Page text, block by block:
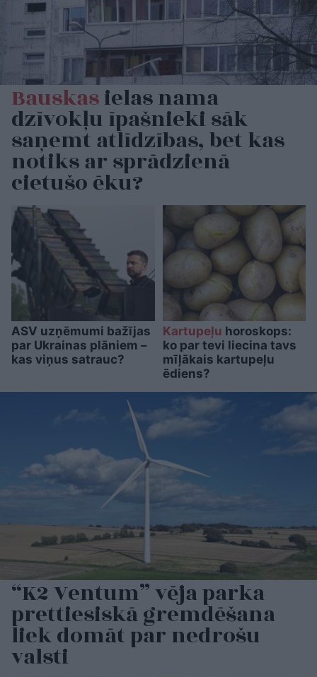
Bauskasielas nama
dzīvokļu īpašnieki sāk
saņemt atlīdzības, bet kas
notiks ar sprādzienā
cietušo ēku?
ASV uzņēmumi bažījas
par Ukrainas plāniem –
kas viņus satrauc?
Kartupeļu horoskops:
ko par tevi liecina tavs
mīļākais kartupeļu
ēdiens?
“K2 Ventum” vēja parka
prettiesiskā gremdēšana
liek domāt par nedrošu
valsti